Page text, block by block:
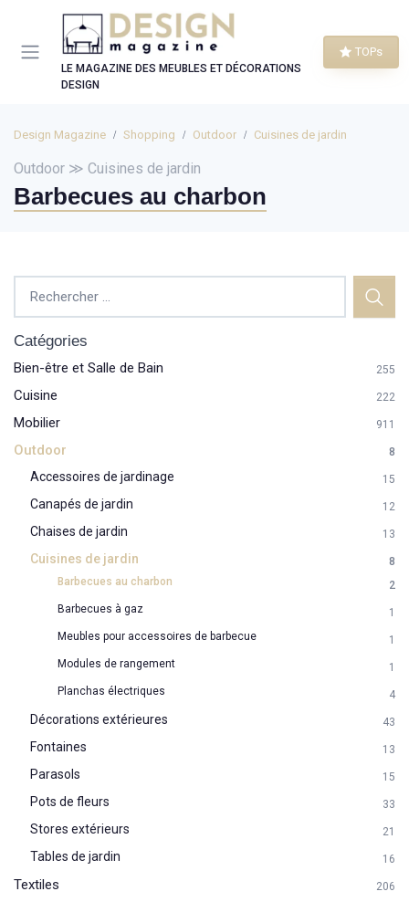
LE MAGAZINE DES MEUBLES ET DÉCORATIONS
DESIGN
TOPs
Design Magazine Shopping Outdoor Cuisines de jardin
Outdoor ≫ Cuisines de jardin
Barbecues au charbon
Catégories
Bien-être et Salle de Bain 255
Cuisine 222
Mobilier 911
Outdoor 8
Accessoires de jardinage 15
Canapés de jardin 12
Chaises de jardin 13
Cuisines de jardin
8
Barbecues au charbon
2
Barbecues à gaz
1
Meubles pour accessoires de barbecue
1
Modules de rangement
1
Planchas électriques
4
Décorations extérieures 43
Fontaines 13
Parasols 15
Pots de fleurs 33
Stores extérieurs 21
Tables de jardin 16
Textiles 206
Panneau de gestion des cookies